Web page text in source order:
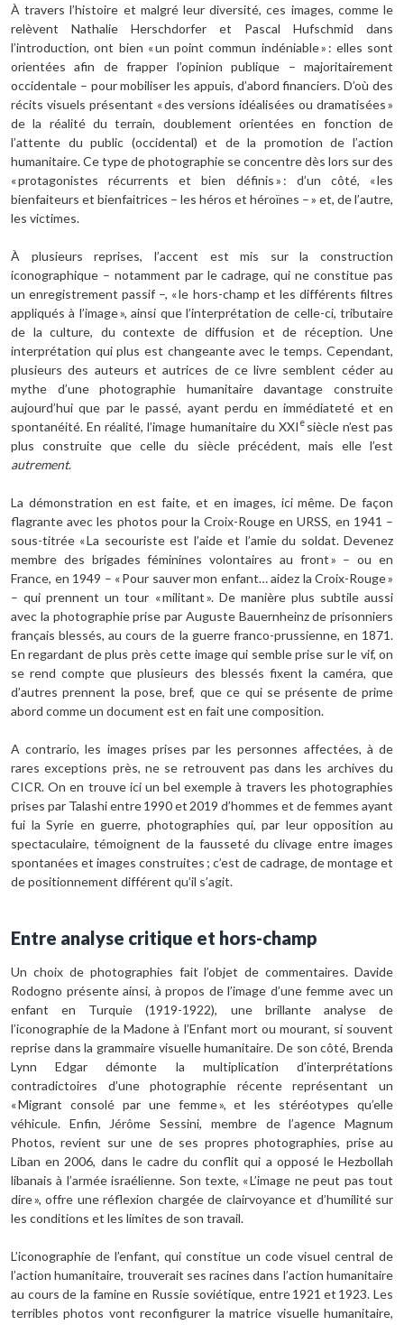
À travers l’histoire et malgré leur diversité, ces images, comme le
relèvent Nathalie Herschdorfer et Pascal Hufschmid dans
l’introduction, ont bien « un point commun indéniable » : elles sont
orientées afin de frapper l’opinion publique – majoritairement
occidentale – pour mobiliser les appuis, d’abord financiers. D’où des
récits visuels présentant « des versions idéalisées ou dramatisées »
de la réalité du terrain, doublement orientées en fonction de
l’attente du public (occidental) et de la promotion de l’action
humanitaire. Ce type de photographie se concentre dès lors sur des
« protagonistes récurrents et bien définis » : d’un côté, « les
bienfaiteurs et bienfaitrices – les héros et héroïnes – » et, de l’autre,
les victimes.
À plusieurs reprises, l’accent est mis sur la construction
iconographique – notamment par le cadrage, qui ne constitue pas
un enregistrement passif –, « le hors-champ et les différents filtres
appliqués à l’image », ainsi que l’interprétation de celle-ci, tributaire
de la culture, du contexte de diffusion et de réception. Une
interprétation qui plus est changeante avec le temps. Cependant,
plusieurs des auteurs et autrices de ce livre semblent céder au
mythe d’une photographie humanitaire davantage construite
aujourd’hui que par le passé, ayant perdu en immédiateté et en
spontanéité. En réalité, l’image humanitaire du XXI esiècle n’est pas
plus construite que celle du siècle précédent, mais elle l’est
autrement.
La démonstration en est faite, et en images, ici même. De façon
flagrante avec les photos pour la Croix-Rouge en URSS, en 1941 –
sous-titrée « La secouriste est l’aide et l’amie du soldat. Devenez
membre des brigades féminines volontaires au front » – ou en
France, en 1949 – « Pour sauver mon enfant… aidez la Croix-Rouge »
– qui prennent un tour « militant ». De manière plus subtile aussi
avec la photographie prise par Auguste Bauernheinz de prisonniers
français blessés, au cours de la guerre franco-prussienne, en 1871.
En regardant de plus près cette image qui semble prise sur le vif, on
se rend compte que plusieurs des blessés fixent la caméra, que
d’autres prennent la pose, bref, que ce qui se présente de prime
abord comme un document est en fait une composition.
A contrario, les images prises par les personnes affectées, à de
rares exceptions près, ne se retrouvent pas dans les archives du
CICR. On en trouve ici un bel exemple à travers les photographies
prises par Talashi entre 1990 et 2019 d’hommes et de femmes ayant
fui la Syrie en guerre, photographies qui, par leur opposition au
spectaculaire, témoignent de la fausseté du clivage entre images
spontanées et images construites ; c’est de cadrage, de montage et
de positionnement différent qu’il s’agit.
Entre analyse critique et hors-champ
Un choix de photographies fait l’objet de commentaires. Davide
Rodogno présente ainsi, à propos de l’image d’une femme avec un
enfant en Turquie (1919-1922), une brillante analyse de
l’iconographie de la Madone à l’Enfant mort ou mourant, si souvent
reprise dans la grammaire visuelle humanitaire. De son côté, Brenda
Lynn Edgar démonte la multiplication d’interprétations
contradictoires d’une photographie récente représentant un
« Migrant consolé par une femme », et les stéréotypes qu’elle
véhicule. Enfin, Jérôme Sessini, membre de l’agence Magnum
Photos, revient sur une de ses propres photographies, prise au
Liban en 2006, dans le cadre du conflit qui a opposé le Hezbollah
libanais à l’armée israélienne. Son texte, « L’image ne peut pas tout
dire », offre une réflexion chargée de clairvoyance et d’humilité sur
les conditions et les limites de son travail.
L’iconographie de l’enfant, qui constitue un code visuel central de
l’action humanitaire, trouverait ses racines dans l’action humanitaire
au cours de la famine en Russie soviétique, entre 1921 et 1923. Les
terribles photos vont reconfigurer la matrice visuelle humanitaire,